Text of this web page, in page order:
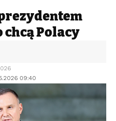
chcą Polacy
09:40